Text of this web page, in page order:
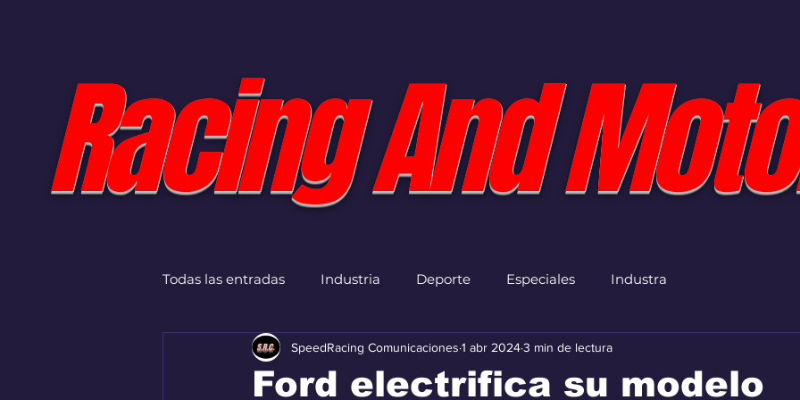
Racing And
Todas las entradas Industria Deporte Especiales Industra
Ford electrifica su modelo
SpeedRacing Comunicaciones 1 abr 20243 min de lectura